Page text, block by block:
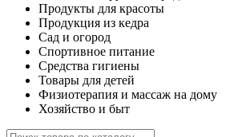
Продукты для красоты
Продукция из кедра
Сад и огород
Спортивное питание
Средства гигиены
Товары для детей
Физиотерапия и массаж на дому
Хозяйство и быт